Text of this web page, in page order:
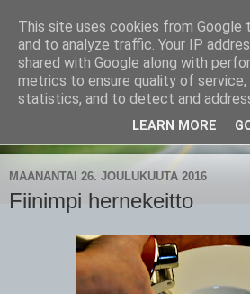
CampaSimpukka
kammen- ja kauhanpyöritystä
MAANANTAI 26. JOULUKUUTA 2016
Fiinimpi hernekeitto
This site uses cookies from Google
and to analyze traffic. Your IP
shared with Google along with
metrics to ensure quality of service,
statistics, and to detect and
LEARN MORE